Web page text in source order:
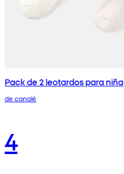
Pack de 2 leotardos para niña
de canalé
4